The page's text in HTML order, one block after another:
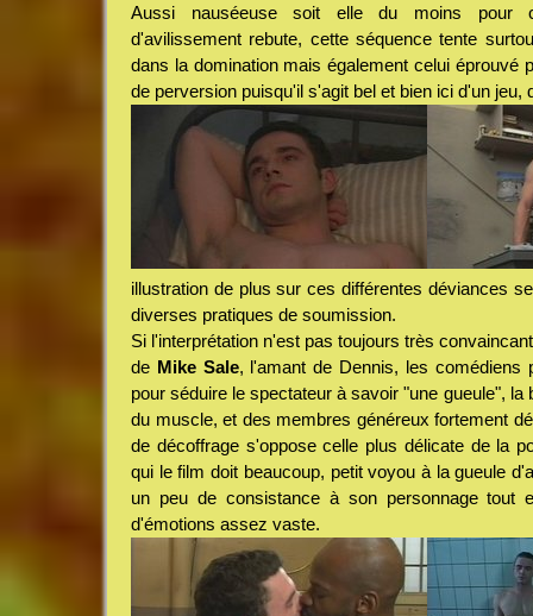
Aussi nauséeuse soit elle du moins pour
d'avilissement rebute, cette séquence tente
dans la domination mais également celui éprouvé
de perversion puisqu'il s'agit bel et bien ici d'un jeu,
illustration de plus sur ces différentes déviances
diverses pratiques de soumission.
Si l'interprétation n'est pas toujours très
de Mike Sale, l'amant de Dennis, les comédiens
pour séduire le spectateur à savoir "une gueule", la
du muscle, et des membres généreux fortement
de décoffrage s'oppose celle plus délicate de la
qui le film doit beaucoup, petit voyou à la gueule
un peu de consistance à son personnage tout
d'émotions assez vaste.